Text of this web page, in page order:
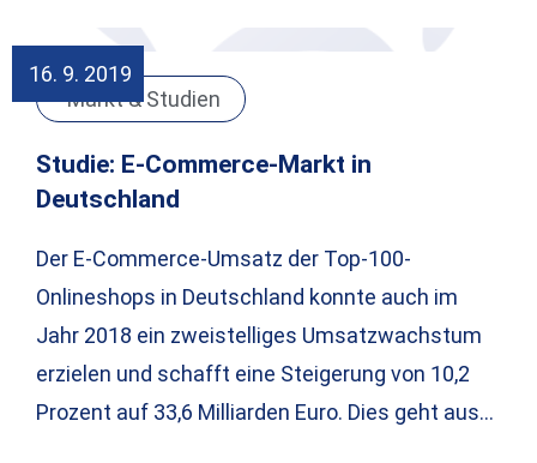
16. 9. 2019
Markt & Studien
Studie: E-Commerce-Markt in
Deutschland
Der E-Commerce-Umsatz der Top-100-
Onlineshops in Deutschland konnte auch im
Jahr 2018 ein zweistelliges Umsatzwachstum
erzielen und schafft eine Steigerung von 10,2
Prozent auf 33,6 Milliarden Euro. Dies geht aus…